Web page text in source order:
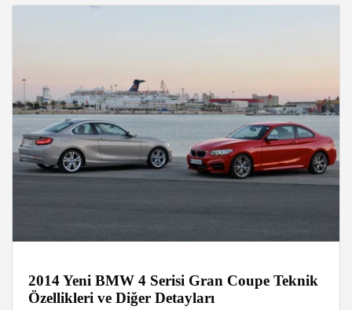
2014 Yeni BMW 4 Serisi Gran Coupe Teknik
Özellikleri ve Diğer Detayları